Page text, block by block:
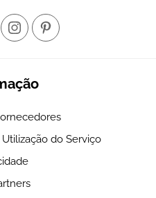
do Serviço